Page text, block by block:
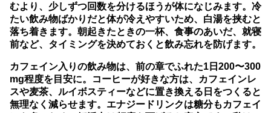
むより、少しずつ回数を分けるほうが体になじみます。冷
たい飲み物ばかりだと体が冷えやすいため、白湯を挟むと
落ち着きます。朝起きたときの一杯、食事のあいだ、就寝
前など、タイミングを決めておくと飲み忘れを防げます。
カフェイン入りの飲み物は、前の章でふれた1日200〜300
mg程度を目安に。コーヒーが好きな方は、カフェインレ
スや麦茶、ルイボスティーなどに置き換える日をつくると
無理なく減らせます。エナジードリンクは糖分もカフェイ